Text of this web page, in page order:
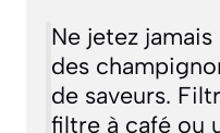
Ne jetez
des
de saveurs.
filtre à café ou